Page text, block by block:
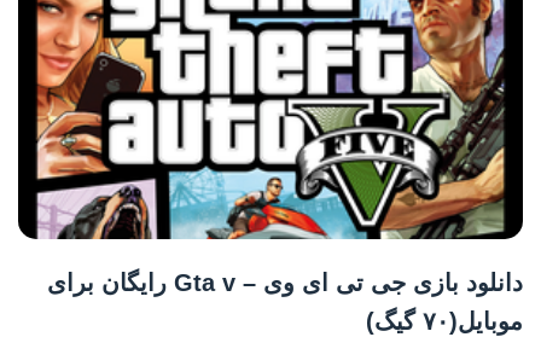
دانلود بازی جی تی ای وی – Gta v رایگان برای
موبایل(۷۰ گیگ)